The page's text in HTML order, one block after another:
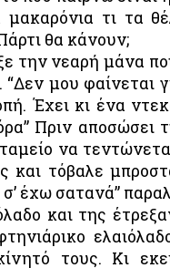
τι τα
θα κάνουν;
την νεαρή μάνα
μου φαίνεται
Έχει κι ένα
Πριν
να
και τόβαλε
έχω σατανά”
και της
τους. Κι